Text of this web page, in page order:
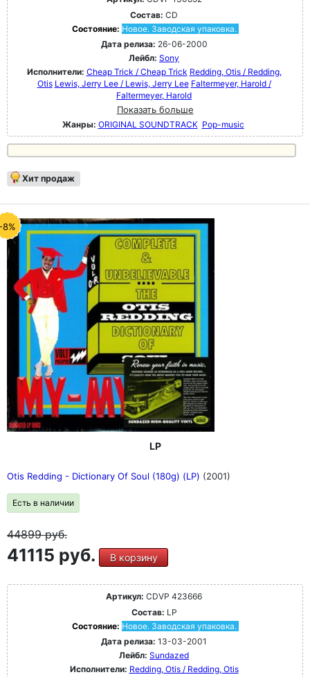
Состав: CD
Состояние: Новое. Заводская упаковка.
Дата релиза: 26-06-2000
Лейбл: Sony
Исполнители: Cheap Trick / Cheap Trick Redding, Otis / Redding,
Otis Lewis, Jerry Lee / Lewis, Jerry Lee Faltermeyer, Harold /
Faltermeyer, Harold
Показать больше
Жанры: ORIGINAL SOUNDTRACK Pop-music
Хит продаж
8%
LP
Otis Redding - Dictionary Of Soul (180g) (LP) (2001)
Есть в наличии
44899руб.
41115 руб. В корзину
Артикул: CDVP 423666
Состав: LP
Состояние: Новое. Заводская упаковка.
Дата релиза: 13-03-2001
Лейбл: Sundazed
Исполнители: Redding, Otis / Redding, Otis